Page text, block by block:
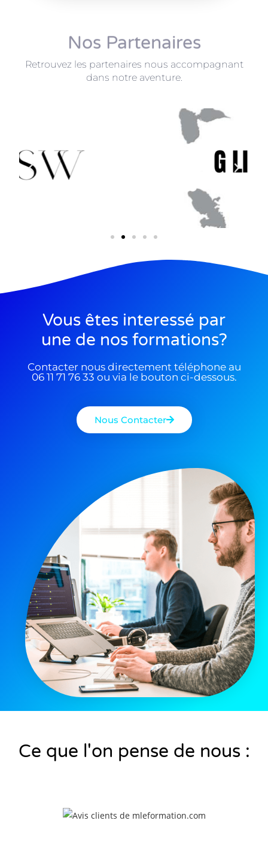
Nos Partenaires
Retrouvez les partenaires nous accompagnant
dans notre aventure.
Vous êtes interessé par
une de nos formations?
Contacter nous directement téléphone au
06 11 71 76 33 ou via le bouton ci-dessous.
Nous Contacter
Ce que l'on pense de nous :